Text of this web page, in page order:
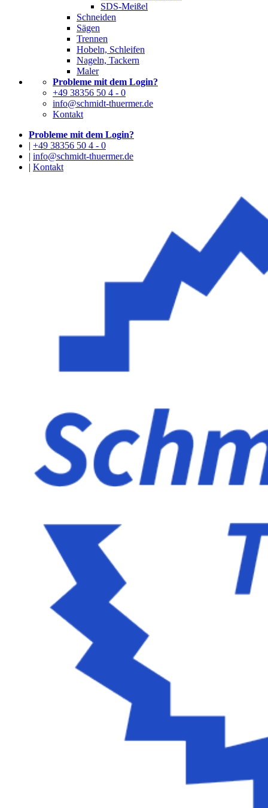
SDS-Meißel
Schneiden
Sägen
Trennen
Hobeln, Schleifen
Nageln, Tackern
Maler
Probleme mit dem Login?
+49 38356 50 4 - 0
info@schmidt-thuermer.de
Kontakt
Probleme mit dem Login?
| +49 38356 50 4 - 0
| info@schmidt-thuermer.de
| Kontakt